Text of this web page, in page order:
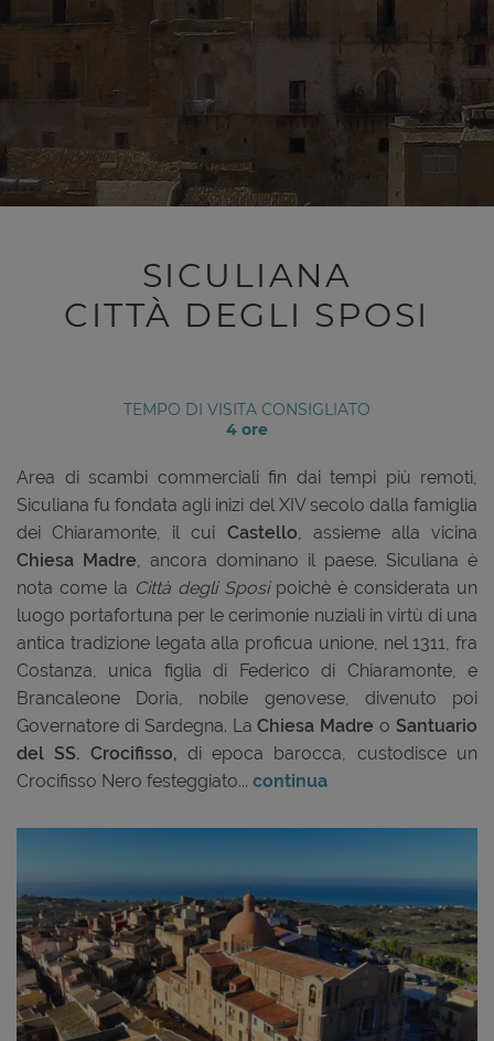
SICULIANA
CITTÀ DEGLI SPOSI
TEMPO DI VISITA CONSIGLIATO
4 ore
Area di scambi commerciali fin dai tempi più remoti,
Siculiana fu fondata agli inizi del XIV secolo dalla famiglia
dei Chiaramonte, il cui Castello , assieme alla vicina
Chiesa Madre , ancora dominano il paese. Siculiana è
nota come la Città degli Sposipoichè è considerata un
luogo portafortuna per le cerimonie nuziali in virtù di una
antica tradizione legata alla proficua unione, nel 1311, fra
Costanza, unica figlia di Federico di Chiaramonte, e
Brancaleone Doria, nobile genovese, divenuto poi
Governatore di Sardegna. LaChiesa Madreo Santuario
del SS. Crocifisso, di epoca barocca, custodisce un
Crocifisso Nero festeggiato... continua